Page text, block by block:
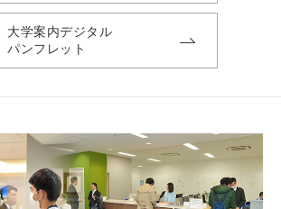
大学案内デジタル
パンフレット